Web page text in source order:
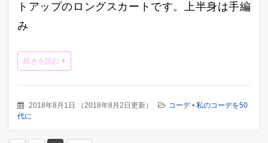
トアップのロングスカートです。上半身は手編
み
続きを読む
2018年8月1日 （2018年8月2日更新） コーデ• 私のコーデを50
代に